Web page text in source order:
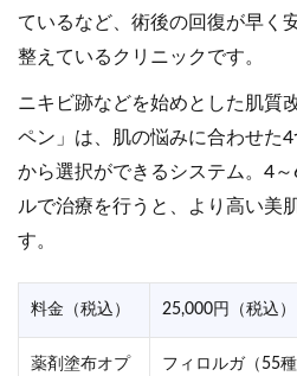
ているなど、術後の回復が早く
整えているクリニックです。
ニキビ跡などを始めとした肌質
ペン」は、肌の悩みに合わせた
から選択ができるシステム。4
ルで治療を行うと、より高い美
す。
料金（税込） 25,000円（税込）
薬剤塗布オプ
フィロルガ（55